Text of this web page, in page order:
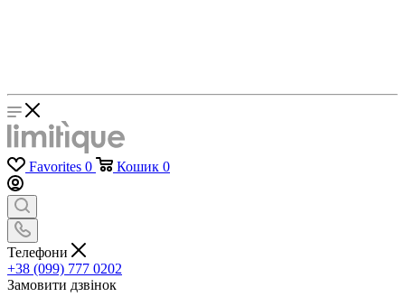
Favorites 0 Кошик 0
Телефони
+38 (099) 777 0202
Замовити дзвінок